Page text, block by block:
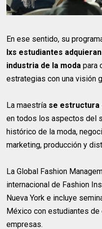
En ese sentido, su
lxs estudiantes
industria de la moda para
estrategias con una visión
La maestría se estructura
en todos los aspectos del
histórico de la moda,
marketing, producción y
La Global Fashion
internacional de Fashion
Nueva York e incluye
México con estudiantes
empresas.